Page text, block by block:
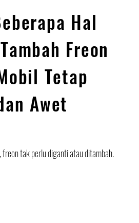
Hal
Freon
Tetap
Awet
freon tak perlu diganti atau ditambah.